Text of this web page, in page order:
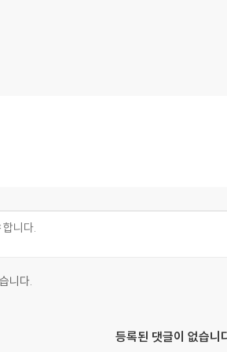
니다.
등록된 댓글이 없습니